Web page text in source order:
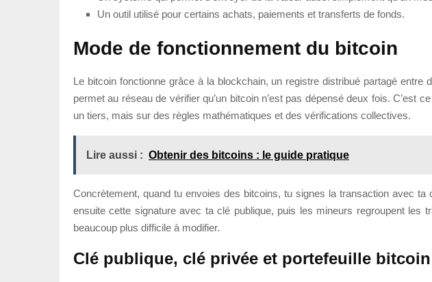
Un outil utilisé pour certains achats, paiements et transferts de fonds.
Mode de fonctionnement du bitcoin
Le bitcoin fonctionne grâce à la blockchain, un registre distribué partagé
permet au réseau de vérifier qu’un bitcoin n’est pas dépensé deux fois. C’est
un tiers, mais sur des règles mathématiques et des vérifications collectives.
Lire aussi : Obtenir des bitcoins : le guide pratique
Concrètement, quand tu envoies des bitcoins, tu signes la transaction avec
ensuite cette signature avec ta clé publique, puis les mineurs regroupent
beaucoup plus difficile à modifier.
Clé publique, clé privée et portefeuille bitcoin